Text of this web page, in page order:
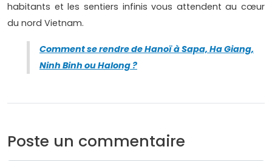
habitants et les sentiers infinis vous attendent au cœur
du nord Vietnam.
Comment se rendre de Hanoï à Sapa, Ha Giang,
Ninh Binh ou Halong ?
Poste un commentaire